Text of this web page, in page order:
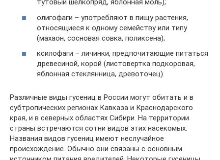
тутовый шелкопряд, яблонная моль);
олигофаги – употребляют в пищу растения,
относящиеся к одному семейству или типу
(махаон, сосновая совка, поликсена);
ксилофаги – личинки, предпочитающие питаться
древесиной, корой (листовертка подкоровая,
яблонная стеклянница, древоточец).
Различные виды гусениц в России могут обитать и в
субтропических регионах Кавказа и Краснодарского
края, и в северных областях Сибири. На территории
страны встречаются сотни видов этих насекомых.
Названия видов гусениц имеют неслучайное
происхождение. Обычно они связаны с основным